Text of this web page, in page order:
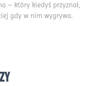
– który kiedyś przyznał,
gdy w nim wygrywa.